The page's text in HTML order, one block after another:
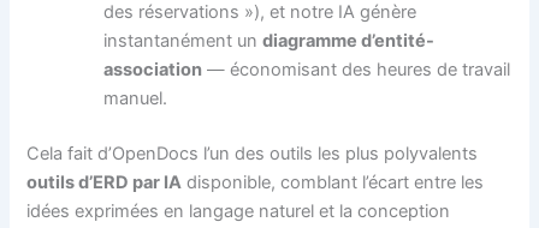
des réservations »), et notre IA génère
instantanément undiagramme d’entité-
association — économisant des heures de travail
manuel.
Cela fait d’OpenDocs l’un des outils les plus polyvalents
outils d’ERD par IA disponible, comblant l’écart entre les
idées exprimées en langage naturel et la conception